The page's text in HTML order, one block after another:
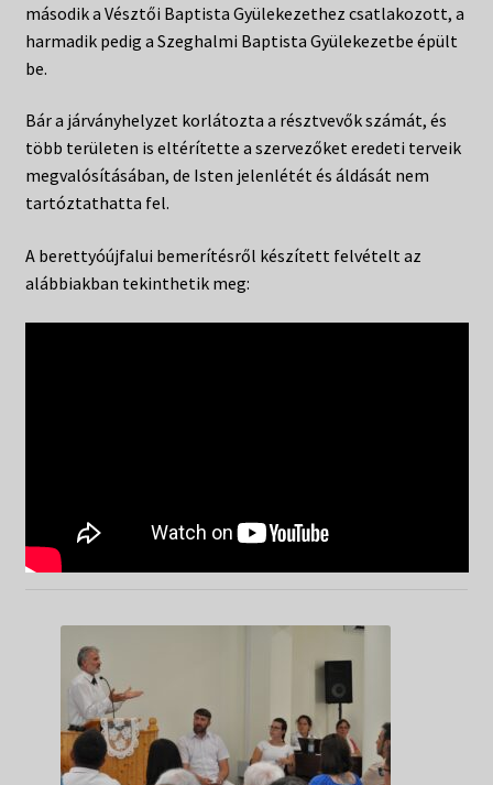
második a Vésztői Baptista Gyülekezethez csatlakozott, a
harmadik pedig a Szeghalmi Baptista Gyülekezetbe épült
be.
Bár a járványhelyzet korlátozta a résztvevők számát, és
több területen is eltérítette a szervezőket eredeti terveik
megvalósításában, de Isten jelenlétét és áldását nem
tartóztathatta fel.
A berettyóújfalui bemerítésről készített felvételt az
alábbiakban tekinthetik meg: